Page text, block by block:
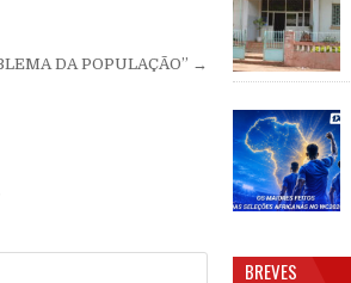
DA POPULAÇÃO” →
BREVES